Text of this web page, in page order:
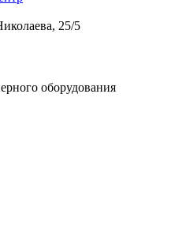
25/5
оборудования